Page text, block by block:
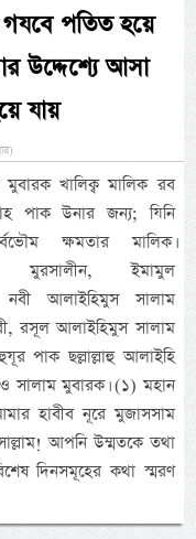
পতিত হয়ে
উদ্দেশ্যে আসা
যায়
মুবারক খালিক্ব মালিক রব
পাক উনার জন্য; যিনি
ক্ষমতার মালিক।
মুরসালীন, ইমামুল
নবী আলাইহিমুস সালাম
রসূল আলাইহিমুস সালাম
পাক ছল্লাল্লাহু আলাইহি
সালাম মুবারক। (১) মহান
হাবীব নূরে মুজাসসাম
আপনি উম্মতকে তথা
দিনসমূহের কথা স্মরণ